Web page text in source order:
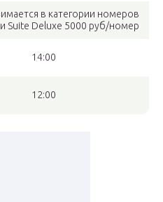
в категории номеров
и Suite Deluxe 5000 руб/номер
14:00
12:00